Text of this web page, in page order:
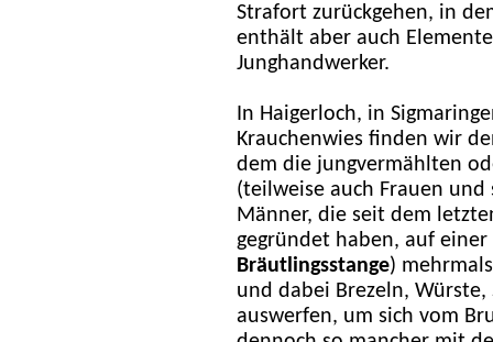
Strafort zurückgehen, in
enthält aber auch
Junghandwerker.
In Haigerloch, in
Krauchenwies finden wir
dem die jungvermählten
(teilweise auch Frauen
Männer, die seit dem
gegründet haben, auf
Bräutlingsstange)
und dabei Brezeln,
auswerfen, um sich vom